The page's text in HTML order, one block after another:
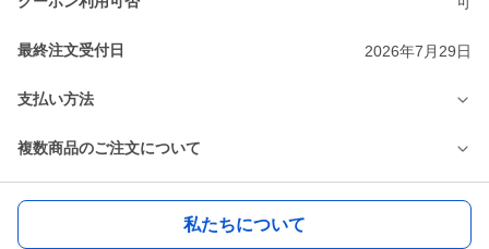
最終注文受付日 2026年7月29日
支払い方法
複数商品のご注文について
私たちについて